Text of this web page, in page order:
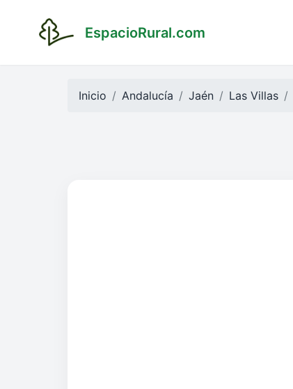
EspacioRural.com
Inicio Andalucía Jaén Las Villas